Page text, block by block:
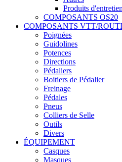
Produits d'entretien
COMPOSANTS OS20
COMPOSANTS VTT/
Poignées
Guidolines
Potences
Directions
Pédaliers
Boitiers de Pédalier
Freinage
Pédales
Pneus
Colliers de Selle
Outils
Divers
ÉQUIPEMENT
Casques
Masques